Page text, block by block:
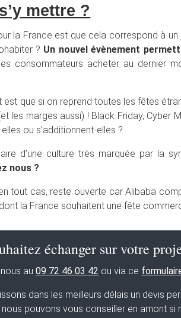
mettre ?
la France est que cela correspond à
? Un nouvel évènement
consommateurs acheter au dernier
est que si on reprend toutes les fêtes
les marges aussi) ! Black Friday, Cyber
ou s’additionnent-elles ?
d’une culture très marquée par la
nous ?
tout cas, reste ouverte car Alibaba
la France souhaitent une fête
échanger sur votre
au09 72 46 03 42 ou via ce
dans les meilleurs délais un devis
pouvons vous conseiller en amont si